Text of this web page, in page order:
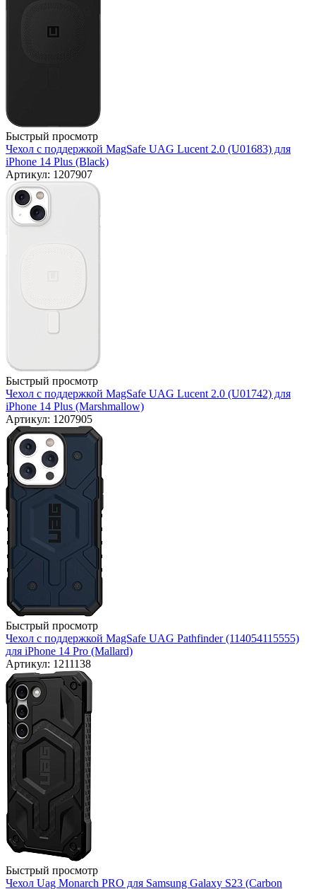
Быстрый просмотр
Чехол с поддержкой MagSafe UAG Lucent 2.0 (U01683) для
iPhone 14 Plus (Black)
Артикул: 1207907
Быстрый просмотр
Чехол с поддержкой MagSafe UAG Lucent 2.0 (U01742) для
iPhone 14 Plus (Marshmallow)
Артикул: 1207905
Быстрый просмотр
Чехол с поддержкой MagSafe UAG Pathfinder (114054115555)
для iPhone 14 Pro (Mallard)
Артикул: 1211138
Быстрый просмотр
Чехол Uag Monarch PRO для Samsung Galaxy S23 (Carbon